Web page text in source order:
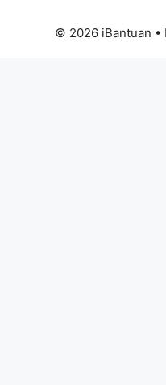
© 2026 iBantuan •